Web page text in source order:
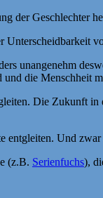
der Geschlechter
unangenehm
die Menschheit
Die Zukunft
entgleiten. Und zwar
(z.B. Serienfuchs),